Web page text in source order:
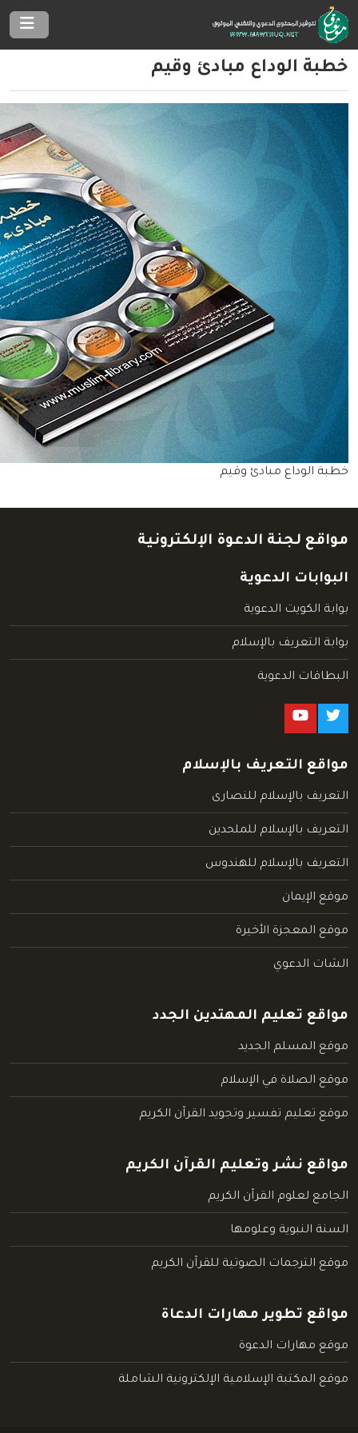
خطبة الوداع مبادئ وقيم
خطبة الوداع مبادئ وقيم
مواقع لجنة الدعوة الإلكترونية
البوابات الدعوية
بوابة الكويت الدعوية
بوابة التعريف بالإسلام
البطاقات الدعوية
مواقع التعريف بالإسلام
التعريف بالإسلام للنصارى
التعريف بالإسلام للملحدين
التعريف بالإسلام للهندوس
موقع الإيمان
موقع المعجزة الأخيرة
الشات الدعوي
مواقع تعليم المهتدين الجدد
موقع المسلم الجديد
موقع الصلاة في الإسلام
موقع تعليم تفسير وتجويد القرآن الكريم
مواقع نشر وتعليم القرآن الكريم
الجامع لعلوم القرآن الكريم
السنة النبوية وعلومها
موقع الترجمات الصوتية للقرآن الكريم
مواقع تطوير مهارات الدعاة
موقع مهارات الدعوة
موقع المكتبة الإسلامية الإلكترونية الشاملة